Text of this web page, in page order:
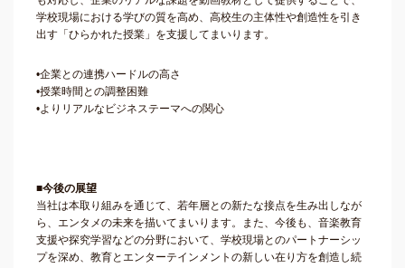
学校現場における学びの質を高め、高校生の主体性や創造性を引き
出す「ひらかれた授業」を支援してまいります。
•企業との連携ハードルの高さ
•授業時間との調整困難
•よりリアルなビジネステーマへの関心
■今後の展望
当社は本取り組みを通じて、若年層との新たな接点を生み出しなが
ら、エンタメの未来を描いてまいります。また、今後も、音楽教育
支援や探究学習などの分野において、学校現場とのパートナーシッ
プを深め、教育とエンターテインメントの新しい在り方を創造し続